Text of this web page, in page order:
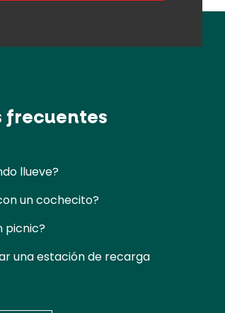
frecuentes
llueve?
un cochecito?
picnic?
una estación de recarga